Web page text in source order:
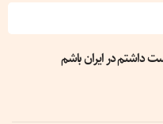
داشتم در ایران باشم